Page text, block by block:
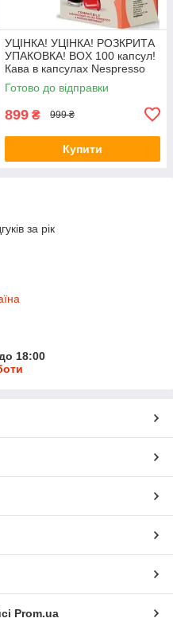
УЦІНКА! УЦІНКА! РОЗКРИТА
УПАКОВКА! BOX 100 капсул!
Кава в капсулах Nespresso
Gimoka Intenso
Готово до відправки
899 ₴ 999 ₴
Купити
за рік
18:00
Prom.ua